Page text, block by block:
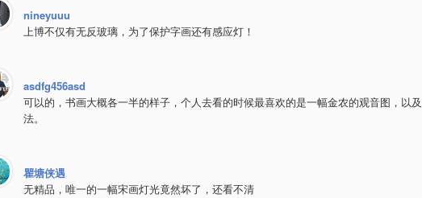
nineyuuu
上博不仅有无反玻璃，为了保护字画还有感应灯！
asdfg456asd
可以的，书画大概各一半的样子，个人去看的时候最喜欢的是一幅金农的观音图，以
法。
瞿塘侠遇
无精品，唯一的一幅宋画灯光竟然坏了，还看不清